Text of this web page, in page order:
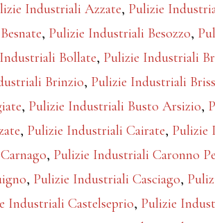
Industriali Azzate, Pulizie
, Pulizie Industriali Besozzo,
Bollate, Pulizie Industriali
Brinzio, Pulizie Industriali
, Pulizie Industriali Busto Arsizio,
, Pulizie Industriali Cairate, Pulizie
, Pulizie Industriali Caronno
, Pulizie Industriali Casciago,
Industriali Castelseprio, Pulizie